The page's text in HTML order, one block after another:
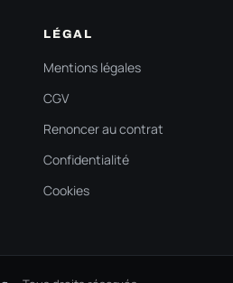
LÉGAL
Mentions légales
CGV
Renoncer au contrat
Confidentialité
Cookies